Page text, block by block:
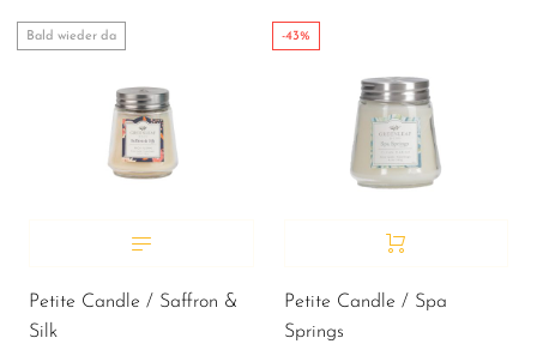
Bald wieder da
Petite Candle / Saffron &
Silk
-43%
Petite Candle / Spa
Springs